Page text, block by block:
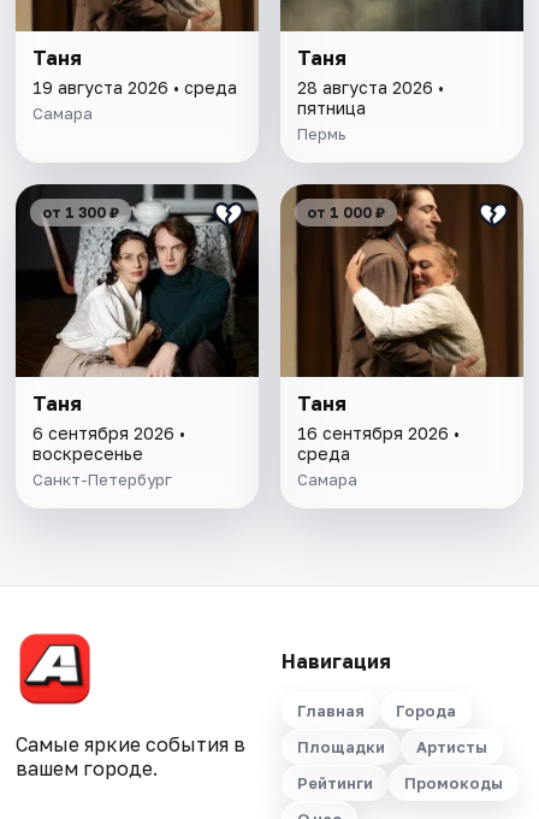
Таня
19 августа 2026 • среда
Самара
Таня
28 августа 2026 •
пятница
Пермь
от 1 300 ₽
Таня
6 сентября 2026 •
воскресенье
Санкт-Петербург
от 1 000 ₽
Таня
16 сентября 2026 •
среда
Самара
Самые яркие события в
вашем городе.
Навигация
Главная
Города
Площадки
Артисты
Рейтинги
Промокоды